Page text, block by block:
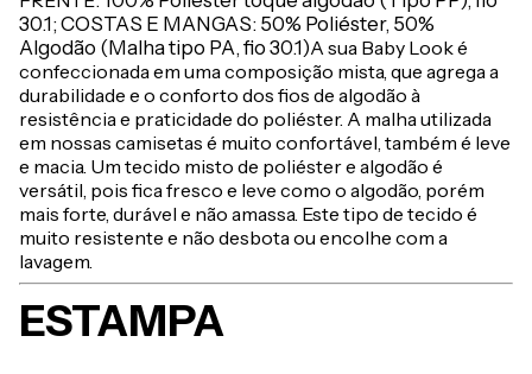
30.1; COSTAS E MANGAS: 50% Poliéster, 50%
Algodão (Malha tipo PA, fio 30.1)A sua Baby Look é
confeccionada em uma composição mista, que agrega a
durabilidade e o conforto dos fios de algodão à
resistência e praticidade do poliéster. A malha utilizada
em nossas camisetas é muito confortável, também é leve
e macia. Um tecido misto de poliéster e algodão é
versátil, pois fica fresco e leve como o algodão, porém
mais forte, durável e não amassa. Este tipo de tecido é
muito resistente e não desbota ou encolhe com a
lavagem.
ESTAMPA